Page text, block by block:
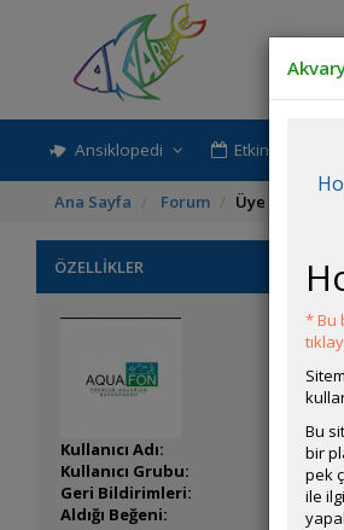
Ansiklopedi Etkinlik-
Ana Sayfa Forum Üye Profili
ÖZELLİKLER
Kullanıcı Adı:
Kullanıcı Grubu:
Geri Bildirimleri:
0
Aldığı Beğeni:
0
* Bu
Bu
bir
pek
ile